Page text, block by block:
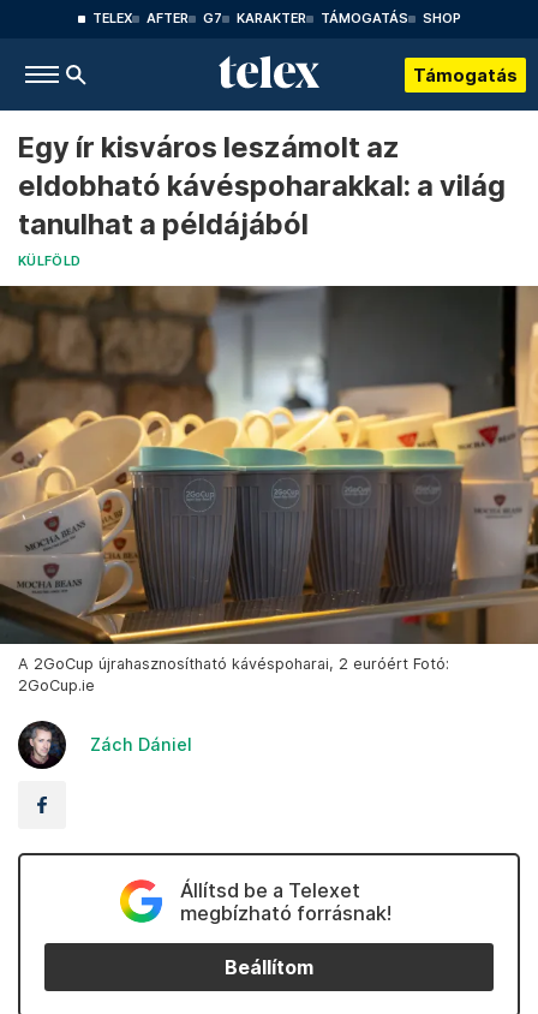
TELEX AFTER G7 KARAKTER TÁMOGATÁS SHOP
Támogatás
Egy ír kisváros leszámolt az
eldobható kávéspoharakkal: a világ
tanulhat a példájából
KÜLFÖLD
A 2GoCup újrahasznosítható kávéspoharai, 2 euróért Fotó:
2GoCup.ie
Zách Dániel
Állítsd be a Telexet
megbízható forrásnak!
Beállítom